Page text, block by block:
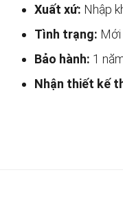
Xuất xứ: Nhập
Tình trạng: Mới
Bảo hành: 1
Nhận thiết kế